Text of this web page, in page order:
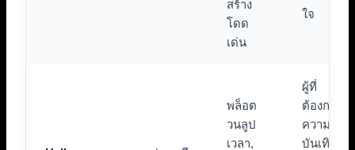
สร้าง
โดด
เด่น
ใจ
พล็อต
วนลูป
เวลา,
ผู้ที่
ต้องการ
ความ
บันเทิง